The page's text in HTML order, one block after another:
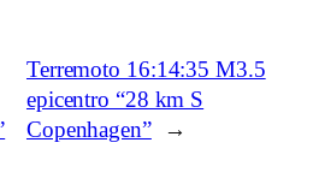
Terremoto 16:14:35 M3.5
epicentro “28 km S
Copenhagen”
→